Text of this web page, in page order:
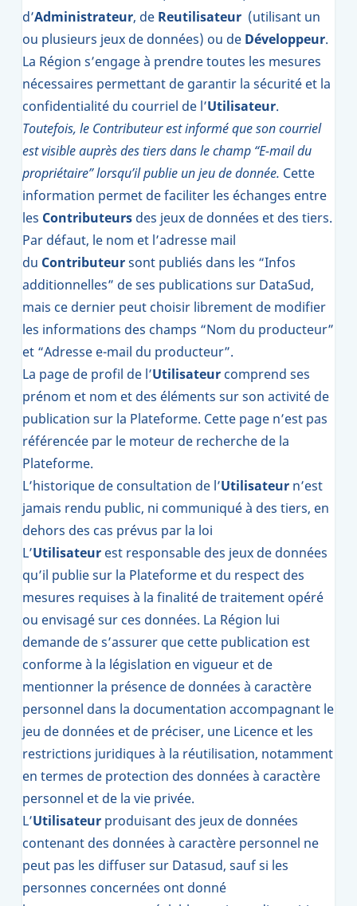
d’Administrateur, de Reutilisateur (utilisant un
ou plusieurs jeux de données) ou de Développeur.
La Région s’engage à prendre toutes les mesures
nécessaires permettant de garantir la sécurité et la
confidentialité du courriel de l’Utilisateur.
Toutefois, le Contributeurest informé que son courriel
est visible auprès des tiers dans le champ “E-mail du
propriétaire” lorsqu’il publie un jeu de donnée. Cette
information permet de faciliter les échanges entre
les Contributeurs des jeux de données et des tiers.
Par défaut, le nom et l’adresse mail
du Contributeursont publiés dans les “Infos
additionnelles” de ses publications sur DataSud,
mais ce dernier peut choisir librement de modifier
les informations des champs “Nom du producteur”
et “Adresse e-mail du producteur”.
La page de profil de l’Utilisateur comprend ses
prénom et nom et des éléments sur son activité de
publication sur la Plateforme. Cette page n’est pas
référencée par le moteur de recherche de la
Plateforme.
L’historique de consultation de l’Utilisateur n’est
jamais rendu public, ni communiqué à des tiers, en
dehors des cas prévus par la loi
L’Utilisateur est responsable des jeux de données
qu’il publie sur la Plateforme et du respect des
mesures requises à la finalité de traitement opéré
ou envisagé sur ces données. La Région lui
demande de s’assurer que cette publication est
conforme à la législation en vigueur et de
mentionner la présence de données à caractère
personnel dans la documentation accompagnant le
jeu de données et de préciser, une Licence et les
restrictions juridiques à la réutilisation, notamment
en termes de protection des données à caractère
personnel et de la vie privée.
L’Utilisateur produisant des jeux de données
contenant des données à caractère personnel ne
peut pas les diffuser sur Datasud, sauf si les
personnes concernées ont donné